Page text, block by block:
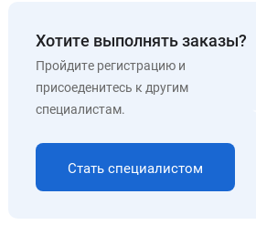
Хотите выполнять заказы?
Пройдите регистрацию и
присоеденитесь к другим
специалистам.
Стать специалистом